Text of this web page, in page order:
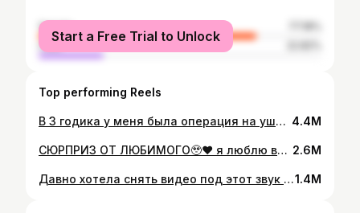
female
male
Start a Free Trial to Unlock
Top performing Reels
В 3 годика у меня была операция на ушки, после этого я никак не могла носить серьги. И сейчас вообще не ношу, поэтому вместо сережок мне надели браслет😍🥰 Аллаға Шүкір, “Сырғалым” атандым💝 4.4M
СЮРПРИЗ ОТ ЛЮБИМОГО🥹❤️ я люблю все песни Ильхана и когда мы его хотели позвать, сказали что он на эти даты не берёт, так как у него свадьба и муж решил меня таким образом порадовать🥹♥️ “Машаллаһ” деп қойыңыздар✨ 2.6M
Давно хотела снять видео под этот звук , так нравится 🥺💗 Пусть это будет как призыв мои хорошие . Пусть Аллах примет 🙏🏽1.4M